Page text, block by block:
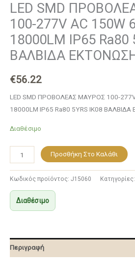
LED SMD
100-277V AC 150W
18000LM IP65 Ra80
ΒΑΛΒΙΔΑ
€56.22
LED SMD ΠΡΟΒΟΛΕΑΣ ΜΑΥΡΟΣ 100-
18000LM IP65 Ra80 5YRS IK08
Διαθέσιμο
Προσθήκη Στο Καλάθι
Κωδικός προϊόντος: J15060 Κατηγορίες:
Διαθέσιμο
Περιγραφή